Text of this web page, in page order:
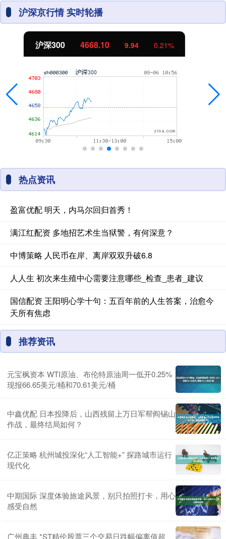
沪深京行情 实时轮播
北证50 1122.99 3.54 0.32%
热点资讯
盈富优配 明天，内马尔回归首秀！
满江红配资 多地招艺术生当狱警，有何深意？
中博策略 人民币在岸、离岸双双升破6.8
人人生 初次来生殖中心需要注意哪些_检查_患者_建议
国信配资 王阳明心学十句：五百年前的人生答案，治愈今
天所有焦虑
推荐资讯
元宝枫资本 WTI原油、布伦特原油周一低开0.25%
现报66.65美元/桶和70.61美元/桶
中鑫优配 日本投降后，山西残留上万日军帮阎锡山
作战，最终结局如何？
亿正策略 杭州城投深化“人工智能+” 探路城市运行
现代化
中期国际 深度体验旅途风景，别只拍照打卡，用心
感受自然
广州典丰 *ST精伦股票三个交易日跌幅偏离值超